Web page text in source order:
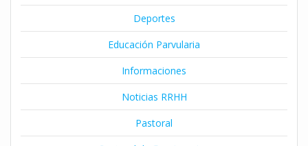
Deportes
Educación Parvularia
Informaciones
Noticias RRHH
Pastoral